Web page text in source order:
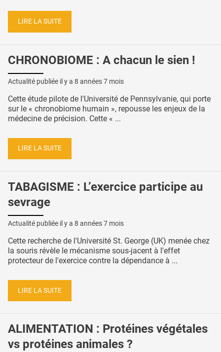
LIRE LA SUITE
CHRONOBIOME : A chacun le sien !
Actualité publiée il y a 8 années 7 mois
Cette étude pilote de l'Université de Pennsylvanie, qui porte
sur le « chronobiome humain », repousse les enjeux de la
médecine de précision. Cette « ...
LIRE LA SUITE
TABAGISME : L’exercice participe au
sevrage
Actualité publiée il y a 8 années 7 mois
Cette recherche de l'Université St. George (UK) menée chez
la souris révèle le mécanisme sous-jacent à l'effet
protecteur de l'exercice contre la dépendance à ...
LIRE LA SUITE
ALIMENTATION : Protéines végétales
vs protéines animales ?